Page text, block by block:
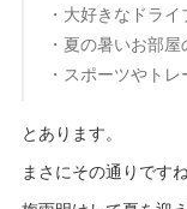
・大好きなドラ
・夏の暑いお部
・スポーツやト
とあります。
まさにその通りですね